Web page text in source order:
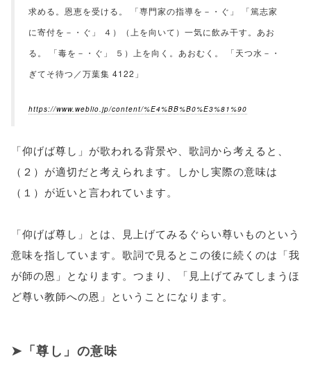
求める。恩恵を受ける。 「専門家の指導を－・ぐ」 「篤志家
に寄付を－・ぐ」 ４）（上を向いて）一気に飲み干す。あお
る。 「毒を－・ぐ」 ５）上を向く。あおむく。 「天つ水－・
ぎてそ待つ／万葉集 4122」
https://www.weblio.jp/content/%E4%BB%B0%E3%81%90
「仰げば尊し」が歌われる背景や、歌詞から考えると、
（２）が適切だと考えられます。しかし実際の意味は
（１）が近いと言われています。
「仰げば尊し」とは、見上げてみるぐらい尊いものという
意味を指しています。歌詞で見るとこの後に続くのは「我
が師の恩」となります。つまり、「見上げてみてしまうほ
ど尊い教師への恩」ということになります。
「尊し」の意味